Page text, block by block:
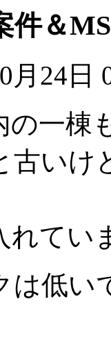
件＆
月24日
一棟
古いけ
れてい
は低い